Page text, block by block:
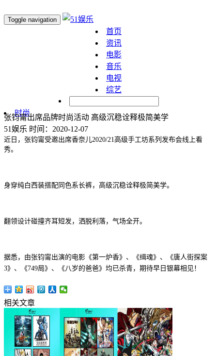
Toggle navigation
首页
资讯
电影
音乐
电视
综艺
时尚
张钧甯出席品牌时尚活动 高级沉稳诠释极简美学
51娱乐 时间：2020-12-07
近日，张钧甯受邀出席香奈儿2020/21高级手工坊系列发布会线上看
秀。
身穿纯白西装搭配同色系长裤，高级沉稳诠释极简美学。
翻领设计碰撞齐耳短发，洒脱利落，气场全开。
据悉，由张钧甯出演的电影《第一炉香》、《缉魂》、
《唐人街探案
3》、
《749局》、《八岁的爸爸》 均已杀青，期待早日 银幕相见！
相关文章